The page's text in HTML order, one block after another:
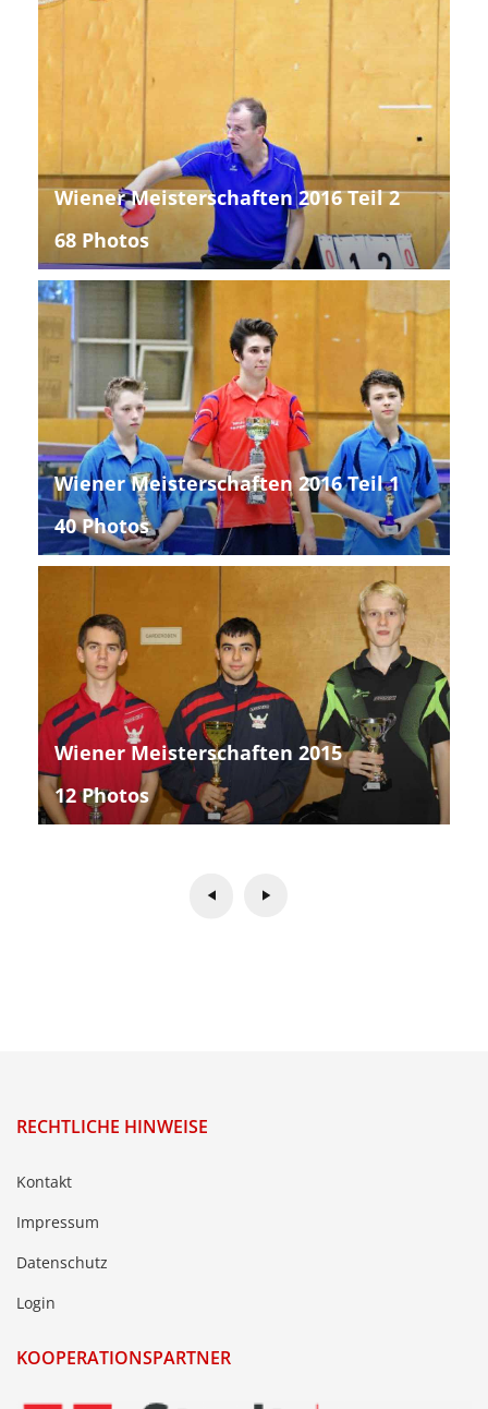
Wiener Meisterschaften 2016 Teil 2
68 Photos
Wiener Meisterschaften 2016 Teil 1
40 Photos
Wiener Meisterschaften 2015
12 Photos
RECHTLICHE HINWEISE
Kontakt
Impressum
Datenschutz
Login
KOOPERATIONSPARTNER